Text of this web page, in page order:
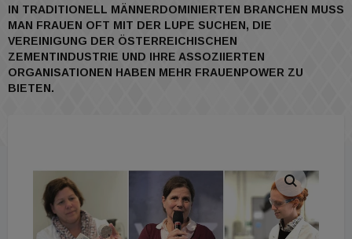
IN TRADITIONELL MÄNNERDOMINIERTEN BRANCHEN MUSS
MAN FRAUEN OFT MIT DER LUPE SUCHEN, DIE
VEREINIGUNG DER ÖSTERREICHISCHEN
ZEMENTINDUSTRIE UND IHRE ASSOZIIERTEN
ORGANISATIONEN HABEN MEHR FRAUENPOWER ZU
BIETEN.